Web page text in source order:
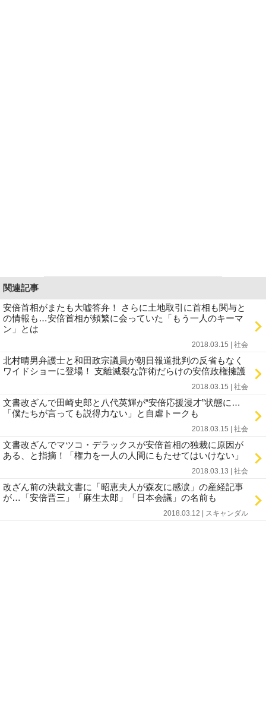
関連記事
安倍首相がまたも大嘘答弁！ さらに土地取引に首相も関与と
の情報も…安倍首相が頻繁に会っていた「もう一人のキーマ
ン」とは
2018.03.15 | 社会
北村晴男弁護士と和田政宗議員が朝日報道批判の反省もなく
ワイドショーに登場！ 支離滅裂な詐術だらけの安倍政権擁護
2018.03.15 | 社会
文書改ざんで田崎史郎と八代英輝が“安倍応援漫才”状態に…
「僕たちが言っても説得力ない」と自虐トークも
2018.03.15 | 社会
文書改ざんでマツコ・デラックスが安倍首相の独裁に原因が
ある、と指摘！「権力を一人の人間にもたせてはいけない」
2018.03.13 | 社会
改ざん前の決裁文書に「昭恵夫人が森友に感涙」の産経記事
が…「安倍晋三」「麻生太郎」「日本会議」の名前も
2018.03.12 | スキャンダル